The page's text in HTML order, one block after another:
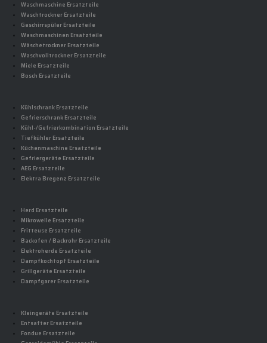
Waschmaschine Ersatzteile
Waschtrockner Ersatzteile
Geschirrspüler Ersatzteile
Waschmaschinen Ersatzteile
Wäschetrockner Ersatzteile
Waschvolltrockner Ersatzteile
Miele Ersatzteile
Bosch Ersatzteile
Kühlschrank Ersatzteile
Gefrierschrank Ersatzteile
Kühl-/Gefrierkombination Ersatzteile
Tiefkühler Ersatzteile
Küchenmaschine Ersatzteile
Gefriergeräte Ersatzteile
AEG Ersatzteile
Elektra Bregenz Ersatzteile
Herd Ersatzteile
Mikrowelle Ersatzteile
Fritteuse Ersatzteile
Backofen / Backrohr Ersatzteile
Elektroherde Ersatzteile
Dampfkochtopf Ersatzteile
Grillgeräte Ersatzteile
Dampfgarer Ersatzteile
Kleingeräte Ersatzteile
Entsafter Ersatzteile
Fondue Ersatzteile